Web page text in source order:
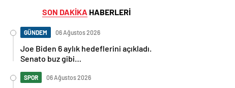
SON DAKİKA HABERLERİ
GÜNDEM 06 Ağustos 2026
Joe Biden 6 aylık hedeflerini açıkladı.
Senato buz gibi…
SPOR 06 Ağustos 2026